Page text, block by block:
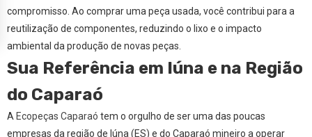
compromisso. Ao comprar uma peça usada, você contribui para a
reutilização de componentes, reduzindo o lixo e o impacto
ambiental da produção de novas peças.
Sua Referência em Iúna e na Região
do Caparaó
A Ecopeças Caparaó tem o orgulho de ser uma das poucas
empresas da região de Iúna (ES) e do Caparaó mineiro a operar